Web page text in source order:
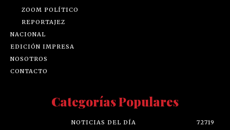
ZOOM POLÍTICO
REPORTAJEZ
NACIONAL
EDICIÓN IMPRESA
NOSOTROS
CONTACTO
Categorías Populares
NOTICIAS DEL DÍA
72719